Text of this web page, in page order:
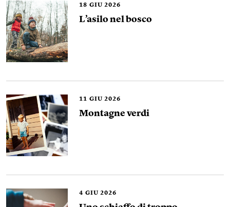
18 GIU 2026
L’asilo nel bosco
11 GIU 2026
Montagne verdi
4 GIU 2026